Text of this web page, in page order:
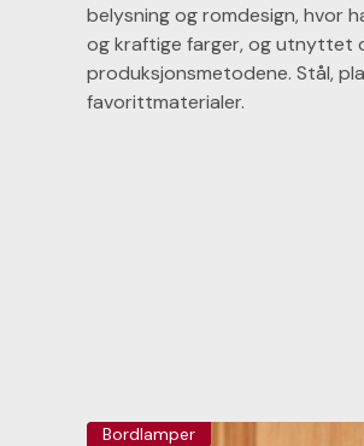
belysning og romdesign, hvor
og kraftige farger, og utnyttet
produksjonsmetodene. Stål,
favorittmaterialer.
Bordlamper